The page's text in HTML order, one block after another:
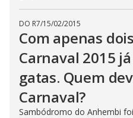
DO R7/15/02/2015
Com apenas
Carnaval 2015
gatas. Quem
Carnaval?
Sambódromo do Anhembi